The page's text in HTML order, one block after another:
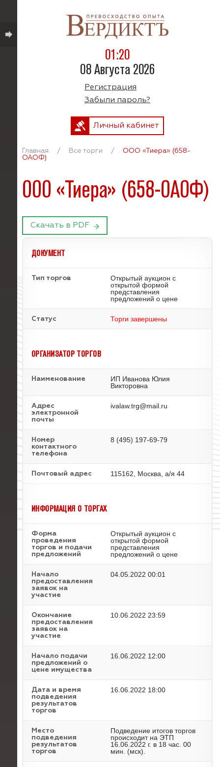
01:20
08 Августа 2026
Регистрация
Забыли пароль?
Личный кабинет
Главная / Все торги /
ООО «Тиера» (658-
ОАОФ)
ООО «Тиера» (658-ОАОФ)
Скачать в PDF
ДОКУМЕНТ
Тип торгов
Открытый аукцион с
открытой формой
представления
предложений о цене
Статус Торги завершены
ОРГАНИЗАТОР ТОРГОВ
Наименование
ИП Иванова Юлия
Викторовна
Адрес
электронной
почты
ivalaw.trg@mail.ru
Номер
контактного
телефона
8 (495) 197-69-79
Почтовый адрес 115162, Москва, а/я 44
ИНФОРМАЦИЯ О ТОРГАХ
Форма
проведения
торгов и подачи
предложений
Открытый аукцион с
открытой формой
представления
предложений о цене
Начало
предоставления
заявок на
участие
04.05.2022 00:01
Окончание
предоставления
заявок на
участие
10.06.2022 23:59
Начало подачи
предложений о
цене имущества
16.06.2022 12:00
Дата и время
подведения
результатов
торгов
16.06.2022 18:00
Место
подведения
результатов
торгов
Подведение итогов торгов
происходит на ЭТП
16.06.2022 г. в 18 час. 00
мин. (мск).